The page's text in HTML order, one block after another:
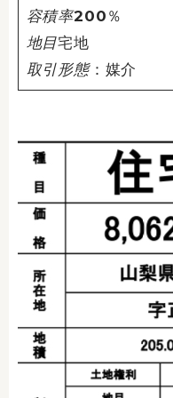
容積率200％
地目宅地
取引形態：媒介